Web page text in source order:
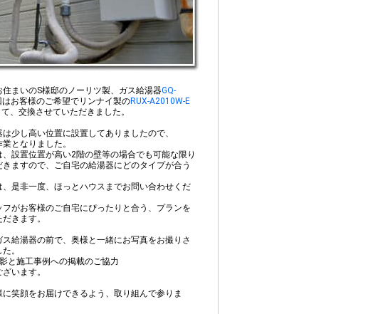
まいのS様邸のノーリツ製、ガス給湯器GQ-
はお客様のご希望でリンナイ製のRUX-A2010W-E
、交換させていただきました。
少し高い位置に設置してありましたので、
となりました。
設置位置が高い2階の壁等の場合でも可能な限り
ますので、ご自宅の給湯器にどのタイプが合う
、是非一度、ほっとハウスまでお問い合わせくだ
がお客様のご自宅にぴったりと合う、プランを
きます。
給湯器の前で、奥様と一緒にお写真をお撮りさ
。
と施工事例への掲載のご協力
います。
笑顔をお届けできるよう、取り組んで参りま